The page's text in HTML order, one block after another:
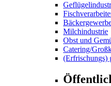
Milchindustrie
Obst und
Catering/
(Erfrischungs)